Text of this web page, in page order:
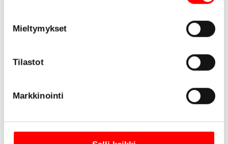
Mieltymykset
Tilastot
Markkinointi
hyvä toimivuus
saumaton tasalaatuinen kupariputki
valmistuksen aikana.